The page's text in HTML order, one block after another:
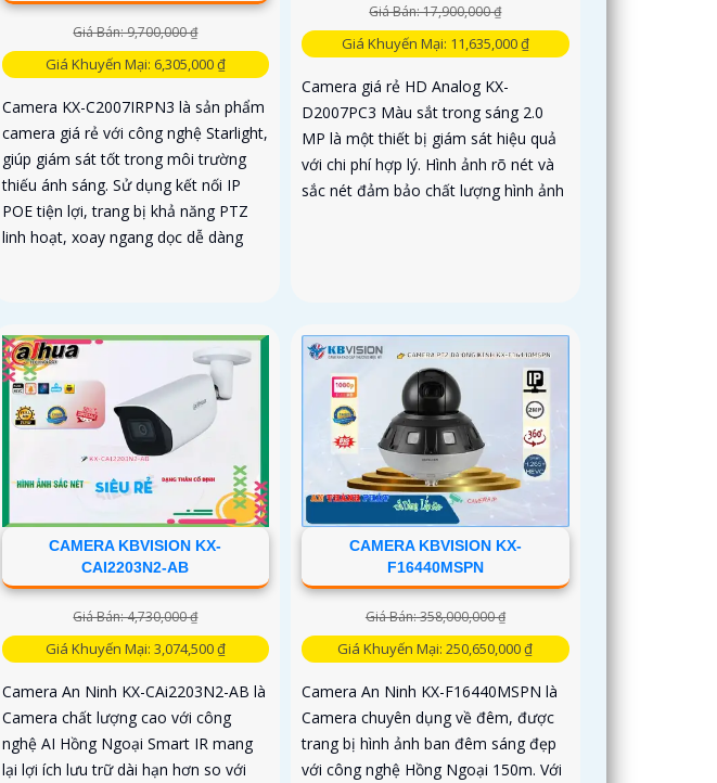
Giá Bán: 9,700,000 ₫
Giá Khuyến Mại: 6,305,000 ₫
Camera KX-C2007IRPN3 là sản phẩm
camera giá rẻ với công nghệ Starlight,
giúp giám sát tốt trong môi trường
thiếu ánh sáng. Sử dụng kết nối IP
POE tiện lợi, trang bị khả năng PTZ
linh hoạt, xoay ngang dọc dễ dàng
Giá Bán: 17,900,000 ₫
Giá Khuyến Mại: 11,635,000 ₫
Camera giá rẻ HD Analog KX-
D2007PC3 Màu sắt trong sáng 2.0
MP là một thiết bị giám sát hiệu quả
với chi phí hợp lý. Hình ảnh rõ nét và
sắc nét đảm bảo chất lượng hình ảnh
CAMERA KBVISION KX-
CAI2203N2-AB
Giá Bán: 4,730,000 ₫
Giá Khuyến Mại: 3,074,500 ₫
Camera An Ninh KX-CAi2203N2-AB là
Camera chất lượng cao với công
nghệ AI Hồng Ngoại Smart IR mang
lại lợi ích lưu trữ dài hạn hơn so với
CAMERA KBVISION KX-
F16440MSPN
Giá Bán: 358,000,000 ₫
Giá Khuyến Mại: 250,650,000 ₫
Camera An Ninh KX-F16440MSPN là
Camera chuyên dụng về đêm, được
trang bị hình ảnh ban đêm sáng đẹp
với công nghệ Hồng Ngoại 150m. Với